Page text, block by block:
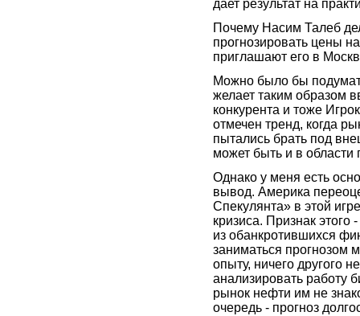
дает результат на
Почему Насим Талеб
прогнозировать цены
приглашают его в
Можно было бы
желает таким образом
конкурента и тоже
отмечен тренд, когда
пытались брать под
может быть и в области
Однако у меня есть
вывод. Америка
Спекулянта» в этой
кризиса. Признак
из обанкротившихся
заниматься прогнозом
опыту, ничего другого
анализировать работу
рынок нефти им не
очередь - прогноз